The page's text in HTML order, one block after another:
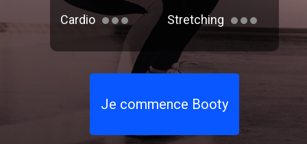
Cardio Stretching
Je commence Booty